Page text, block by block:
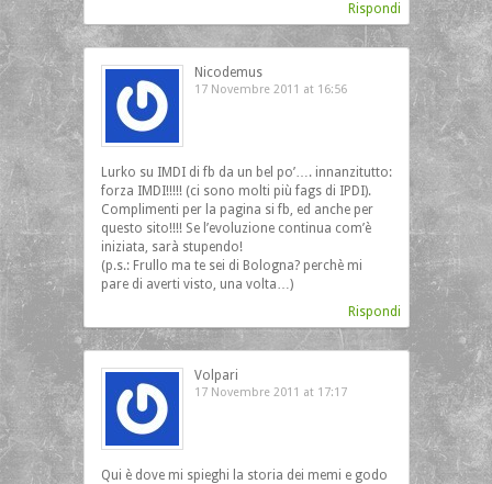
Rispondi
Nicodemus
17 Novembre 2011 at 16:56
Lurko su IMDI di fb da un bel po’…. innanzitutto:
forza IMDI!!!!! (ci sono molti più fags di IPDI).
Complimenti per la pagina si fb, ed anche per
questo sito!!!! Se l’evoluzione continua com’è
iniziata, sarà stupendo!
(p.s.: Frullo ma te sei di Bologna? perchè mi
pare di averti visto, una volta…)
Rispondi
Volpari
17 Novembre 2011 at 17:17
Qui è dove mi spieghi la storia dei memi e godo